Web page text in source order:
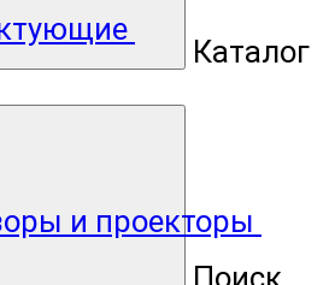
Каталог
и проекторы